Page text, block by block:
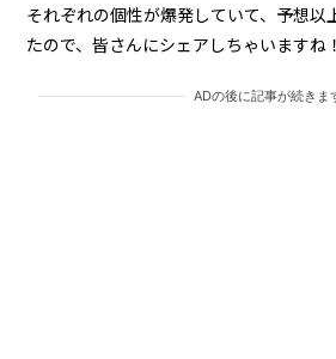
それぞれの個性が爆発していて、予想以
たので、皆さんにシェアしちゃいますね！
ADの後に記事が続きま